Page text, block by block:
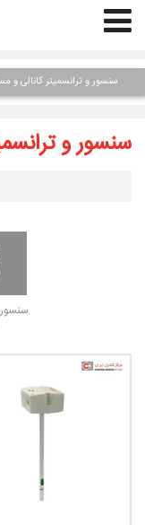
سنسور و ترانسمیتر کانالی و
سنسور و
سنسور